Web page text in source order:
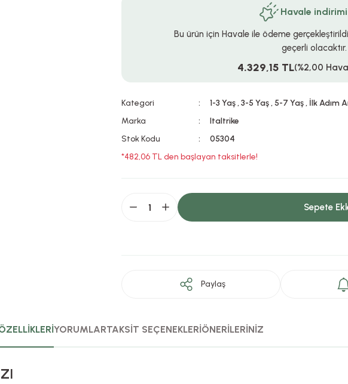
Havale indirimi
Bu ürün için Havale ile ödeme
geçerli olacaktır.
4.329,15 TL(%2,00
Kategori 1-3 Yaş,3-5 Yaş,5-7 Yaş, İlk Adım
Marka
Italtrike
Stok Kodu
05304
*482,06 TL den başlayan taksitlerle!
Sepete
Paylaş
YORUMLARTAKSİT SEÇENEKLERİÖNERİLERİNİZ